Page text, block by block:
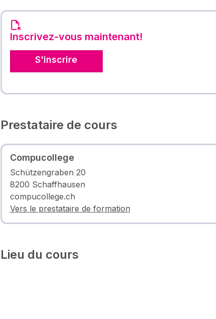
Inscrivez-vous maintenant!
S'inscrire
Prestataire de cours
Compucollege
Schützengraben 20
8200 Schaffhausen
compucollege.ch
Vers le prestataire de formation
Lieu du cours